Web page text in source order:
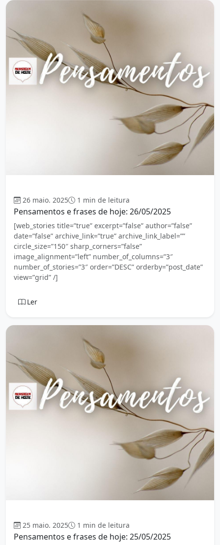
26 maio. 2025 1 min de leitura
Pensamentos e frases de hoje: 26/05/2025
[web_stories title=”true” excerpt=”false” author=”false”
date=”false” archive_link=”true” archive_link_label=””
circle_size=”150″ sharp_corners=”false”
image_alignment=”left” number_of_columns=”3″
number_of_stories=”3″ order=”DESC” orderby=”post_date”
view=”grid” /]
Ler
25 maio. 2025 1 min de leitura
Pensamentos e frases de hoje: 25/05/2025